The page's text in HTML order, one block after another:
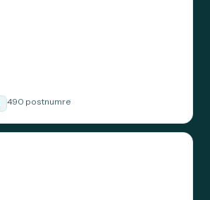
490 postnumre